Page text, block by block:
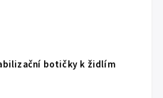
botičky k židlím